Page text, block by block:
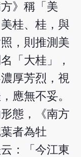
》稱「美
桂、桂，與
，則推測美
「大桂」，
厚芳烈，視
應無不妥。
態，《南方
者為牡
：「今江東